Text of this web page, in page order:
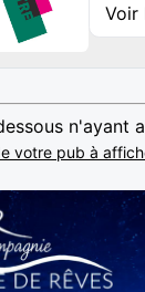
Voir
n'ayant
votre pub à